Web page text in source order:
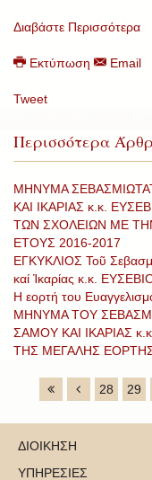
Διαβάστε Περισσότερα
Εκτύπωση Email
Tweet
Περισσότερα
ΜΗΝΥΜΑ
ΚΑΙ ΙΚΑΡΙΑΣ κ.κ.
ΤΩΝ ΣΧΟΛΕΙΩΝ ΜΕ
ΕΤΟΥΣ 2016-2017
ΕΓΚΥΚΛΙΟΣ Τοῦ
καί Ἰκαρίας κ.κ.
Η εορτή του
ΜΗΝΥΜΑ ΤΟΥ
ΣΑΜΟΥ ΚΑΙ ΙΚΑΡΙΑΣ
ΤΗΣ ΜΕΓΑΛΗΣ
28 29
ΔΙΟΙΚΗΣΗ
ΥΠΗΡΕΣΙΕΣ